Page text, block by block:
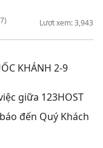
Lượt xem: 3,943
KHÁNH 2-9
giữa 123HOST
đến Quý Khách